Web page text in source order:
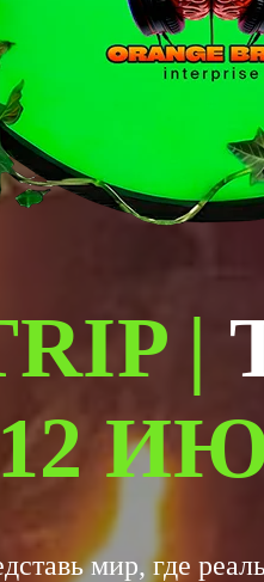
|
мир, где